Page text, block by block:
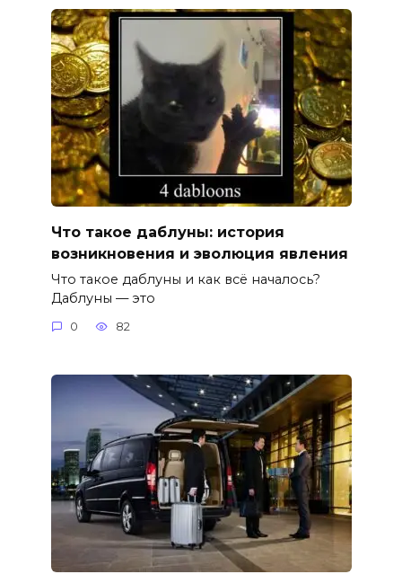
Что такое даблуны: история
возникновения и эволюция явления
Что такое даблуны и как всё началось?
Даблуны — это
0 82